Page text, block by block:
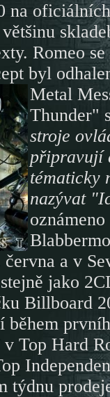
na
Romeo
byl
Metal
Thunder"
stroje
připravují
tématicky
nazývat
a v
jako
Billboard
během
Top Hard
týdnu